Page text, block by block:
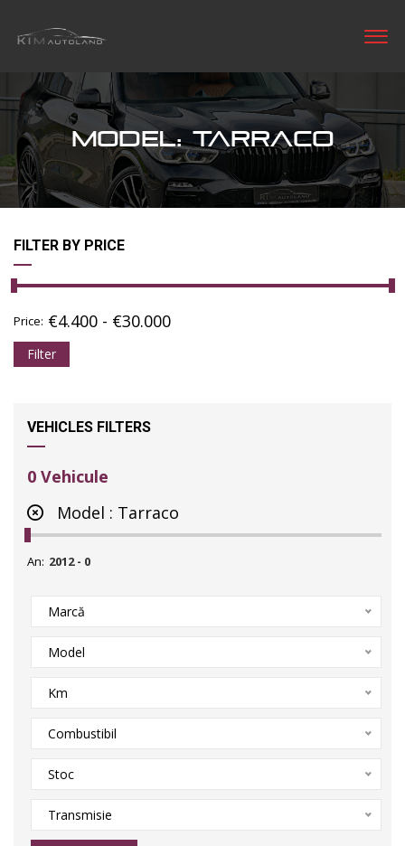
MODEL: TARRACO
FILTER BY PRICE
Price: €4.400 - €30.000
Filter
VEHICLES FILTERS
0 Vehicule
Model : Tarraco
An:
Marcă
Model
Km
Combustibil
Stoc
Transmisie